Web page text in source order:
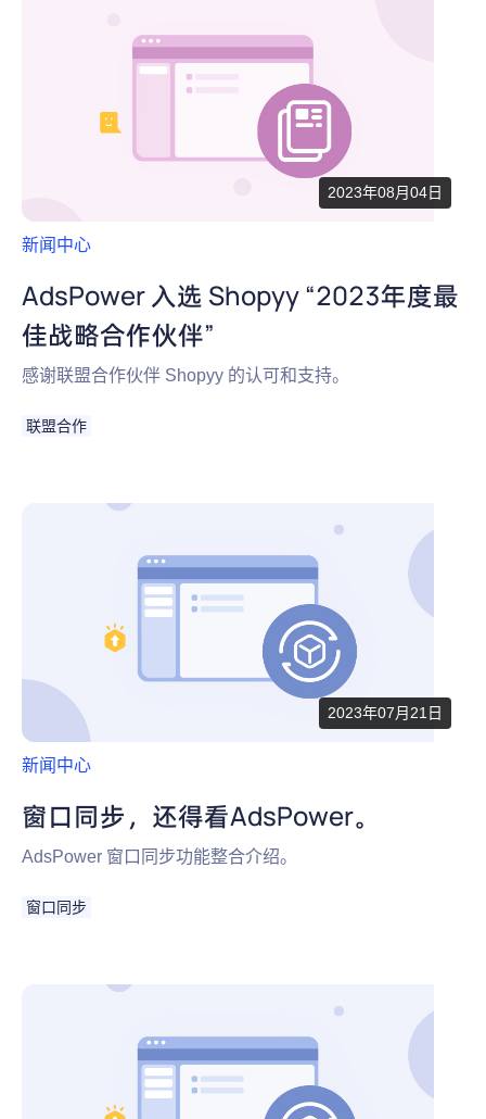
2023年08月04日
新闻中心
AdsPower 入选 Shopyy “2023年度最
佳战略合作伙伴”
感谢联盟合作伙伴 Shopyy 的认可和支持。
联盟合作
2023年07月21日
新闻中心
窗口同步，还得看AdsPower。
AdsPower 窗口同步功能整合介绍。
窗口同步